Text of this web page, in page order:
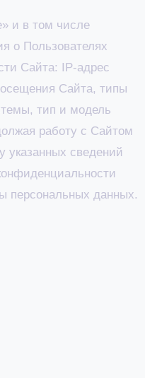
и в том числе
о Пользователях
Сайта: IP-адрес
Сайта, типы
тип и модель
работу с Сайтом
указанных сведений
персональных данных.